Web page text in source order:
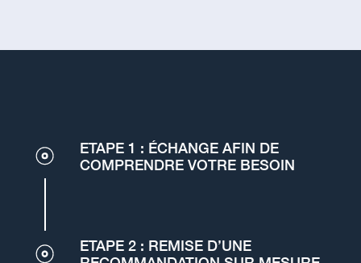
ETAPE 1 : ÉCHANGE AFIN DE
COMPRENDRE VOTRE BESOIN
ETAPE 2 : REMISE D’UNE